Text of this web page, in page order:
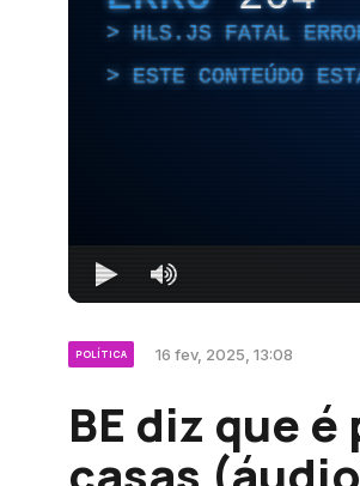
HLS.JS FATAL
ESTE CONTEÚDO
POLÍTICA 16 fev, 2025, 13:08
BE diz que
casas